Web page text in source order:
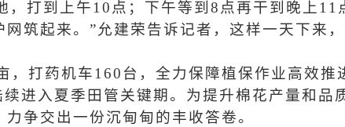
，打到上午10点；下午等到8点再干到晚上11
筑起来。”允建荣告诉记者，这样一天下来
打药机车160台，全力保障植保作业高效推
进入夏季田管关键期。为提升棉花产量和品
争交出一份沉甸甸的丰收答卷。